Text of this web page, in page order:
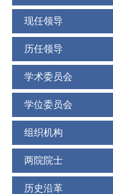
现任领导
历任领导
学术委员会
学位委员会
组织机构
两院院士
历史沿革